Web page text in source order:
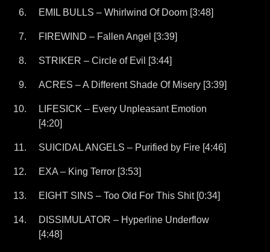
EMIL BULLS – Whirlwind Of Doom [3:48]
FIREWIND – Fallen Angel [3:39]
STRIKER – Circle of Evil [3:44]
ACRES – A Different Shade Of Misery [3:39]
LIFESICK – Every Unpleasant Emotion
[4:20]
SUICIDAL ANGELS – Purified by Fire [4:46]
EXA – King Terror [3:53]
EIGHT SINS – Too Old For This Shit [0:34]
DISSIMULATOR – Hyperline Underflow
[4:48]